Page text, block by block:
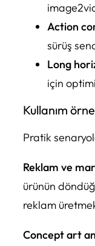
Action
sürüş
Long
için
Kullanım
Pratik
Reklam ve
ürünün
reklam
Concept art